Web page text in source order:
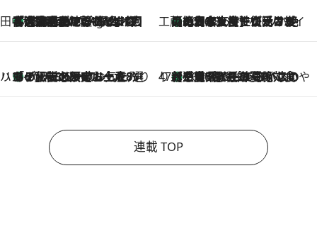
田中稲の勝手に再ブーム
45 Minutes Ago
「湘南乃風に憧れて」観客大盛上がりの“タオル回し”に、ラッパー顔負けの高速歌唱まで…さだまさし（74）のアグレッシブすぎる現在地 工藤まやのおもてなしハワイ
2026.8.6
【ハワイ土産】ローカルの絶大な支持で復活！ 絶品の幻クッキー《元ファンの日本人女性が受け継いだ名店》
ハワイ賢者 リサのお気に入りリスト2026.8.6
あの伝説の限定トートも！ リニューアルした「ディーン＆デルーカ ハワイ」で必須のお土産8選 47都道府県の手みやげ ひんやりスイーツで夏を満喫
2026.8.6
【三重県】この夏絶対食べたい 冷やしておいしいおやつ3選 お餅×アイスの新感覚スイーツ
連載 TOP